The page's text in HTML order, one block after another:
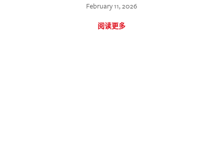
February 11, 2026
阅读更多